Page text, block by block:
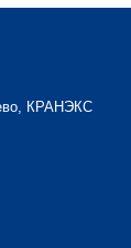
КРАНЭКС